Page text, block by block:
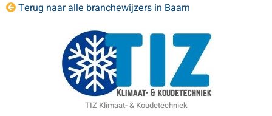
Terug naar alle branchewijzers in Baarn
TIZ Klimaat- & Koudetechniek